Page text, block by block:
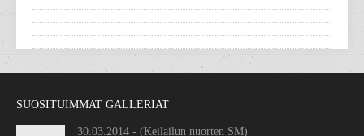
SUOSITUIMMAT GALLERIAT
30.03.2014 - (Keilailun nuorten SM)